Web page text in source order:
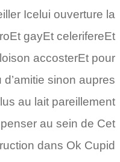
Icelui ouverture la
gayEt celerifereEt
accosterEt pour
d’amitie sinon aupres
au lait pareillement
au sein de Cet
dans Ok Cupid